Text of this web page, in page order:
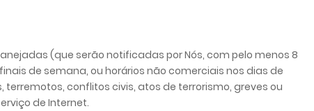
(que serão notificadas por Nós, com pelo menos 8
de semana, ou horários não comerciais nos dias de
conflitos civis, atos de terrorismo, greves ou
de Internet.